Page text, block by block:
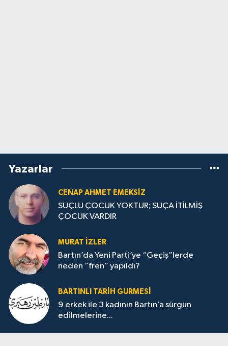
Yazarlar
CENAP AHMET EMEKSİZ
SUÇLU ÇOCUK YOKTUR; SUÇA İTİLMİŞ
ÇOCUK VARDIR
MURAT İZLER
Bartın’da Yeni Parti’ye “Geçiş”lerde
neden “fren” yapıldı?
BARTINLI TARIH GURMESI
9 erkek ile 3 kadının Bartın’a sürgün
edilmelerine...